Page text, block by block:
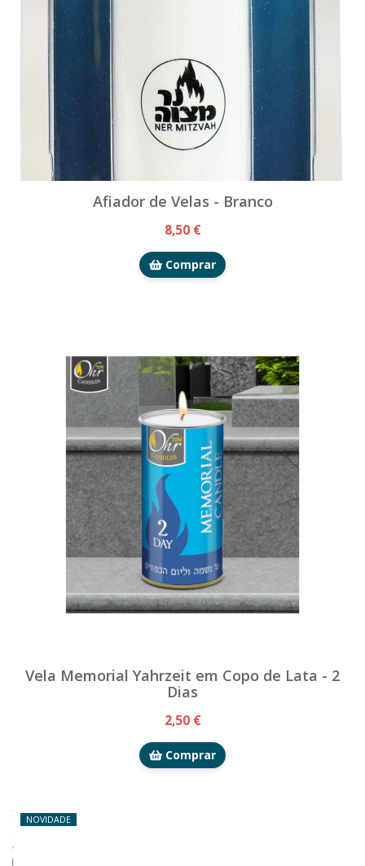
Afiador de Velas - Branco
8,50 €
Comprar
Vela Memorial Yahrzeit em Copo de Lata - 2
Dias
2,50 €
Comprar
NOVIDADE